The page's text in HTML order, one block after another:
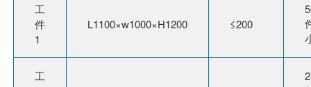
工
件
1
L1100×w1000×H1200 ≤200
工